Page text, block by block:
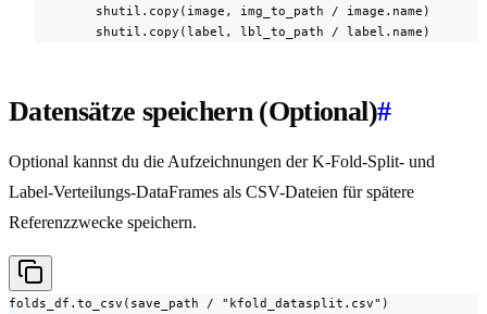
        shutil.copy(image, img_to_path / image.name)
        shutil.copy(label, lbl_to_path / label.name)
Datensätze speichern (Optional)#
Optional kannst du die Aufzeichnungen der K-Fold-Split- und
Label-Verteilungs-DataFrames als CSV-Dateien für spätere
Referenzzwecke speichern.
folds_df.to_csv(save_path / "kfold_datasplit.csv")